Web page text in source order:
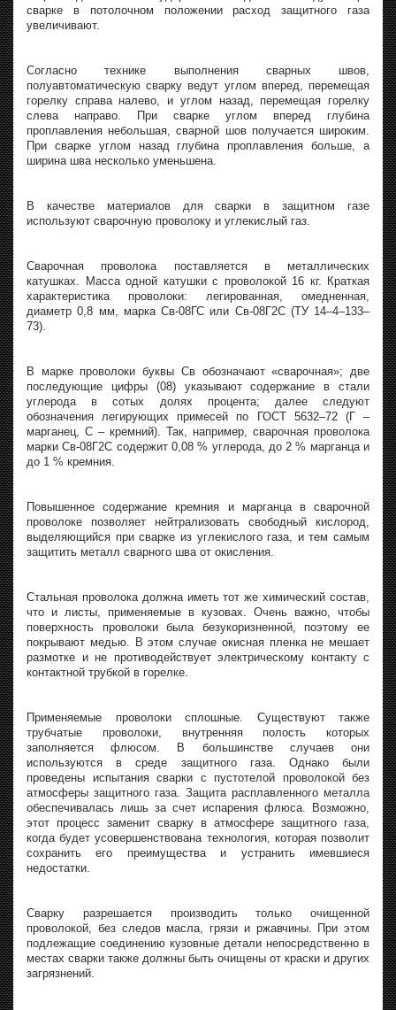
сварке в потолочном положении расход защитного газа
увеличивают.
Согласно технике выполнения сварных швов,
полуавтоматическую сварку ведут углом вперед, перемещая
горелку справа налево, и углом назад, перемещая горелку
слева направо. При сварке углом вперед глубина
проплавления небольшая, сварной шов получается широким.
При сварке углом назад глубина проплавления больше, а
ширина шва несколько уменьшена.
В качестве материалов для сварки в защитном газе
используют сварочную проволоку и углекислый газ.
Сварочная проволока поставляется в металлических
катушках. Масса одной катушки с проволокой 16 кг. Краткая
характеристика проволоки: легированная, омедненная,
диаметр 0,8 мм, марка Св-08ГС или Св-08Г2С (ТУ 14–4–133–
73).
В марке проволоки буквы Св обозначают «сварочная»; две
последующие цифры (08) указывают содержание в стали
углерода в сотых долях процента; далее следуют
обозначения легирующих примесей по ГОСТ 5632–72 (Г –
марганец, С – кремний). Так, например, сварочная проволока
марки Св-08Г2С содержит 0,08 % углерода, до 2 % марганца и
до 1 % кремния.
Повышенное содержание кремния и марганца в сварочной
проволоке позволяет нейтрализовать свободный кислород,
выделяющийся при сварке из углекислого газа, и тем самым
защитить металл сварного шва от окисления.
Стальная проволока должна иметь тот же химический состав,
что и листы, применяемые в кузовах. Очень важно, чтобы
поверхность проволоки была безукоризненной, поэтому ее
покрывают медью. В этом случае окисная пленка не мешает
размотке и не противодействует электрическому контакту с
контактной трубкой в горелке.
Применяемые проволоки сплошные. Существуют также
трубчатые проволоки, внутренняя полость которых
заполняется флюсом. В большинстве случаев они
используются в среде защитного газа. Однако были
проведены испытания сварки с пустотелой проволокой без
атмосферы защитного газа. Защита расплавленного металла
обеспечивалась лишь за счет испарения флюса. Возможно,
этот процесс заменит сварку в атмосфере защитного газа,
когда будет усовершенствована технология, которая позволит
сохранить его преимущества и устранить имевшиеся
недостатки.
Сварку разрешается производить только очищенной
проволокой, без следов масла, грязи и ржавчины. При этом
подлежащие соединению кузовные детали непосредственно в
местах сварки также должны быть очищены от краски и других
загрязнений.